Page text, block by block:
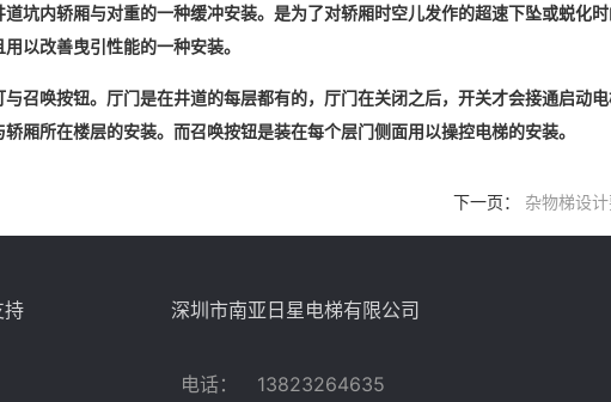
内轿厢与对重的一种缓冲安装。是为了对轿厢时空儿发作的超速下坠或蜕化
以改善曳引性能的一种安装。
唤按钮。厅门是在井道的每层都有的，厅门在关闭之后，开关才会接通启动电
厢所在楼层的安装。而召唤按钮是装在每个层门侧面用以操控电梯的安装。
下一页： 杂物梯设
持 深圳市南亚日星电梯有限公司
电话：
13823264635